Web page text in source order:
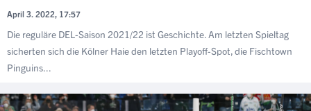
April 3. 2022, 17:57
Die reguläre DEL-Saison 2021/22 ist Geschichte. Am letzten Spieltag
sicherten sich die Kölner Haie den letzten Playoff-Spot, die Fischtown
Pinguins...